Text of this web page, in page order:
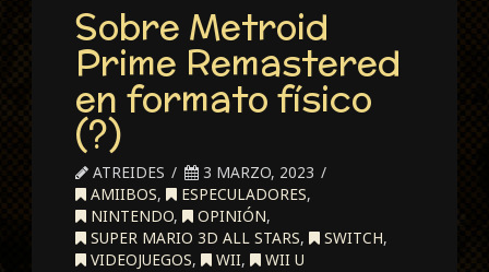
Sobre Metroid
Prime Remastered
en formato físico
(?)
ATREIDES
3 MARZO, 2023
AMIIBOS, ESPECULADORES,
NINTENDO, OPINIÓN,
SUPER MARIO 3D ALL STARS, SWITCH,
VIDEOJUEGOS, WII, WII U